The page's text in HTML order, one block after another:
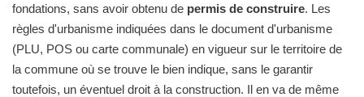
fondations, sans avoir obtenu de permis de construire. Les
règles d'urbanisme indiquées dans le document d'urbanisme
(PLU, POS ou carte communale) en vigueur sur le territoire de
la commune où se trouve le bien indique, sans le garantir
toutefois, un éventuel droit à la construction. Il en va de même